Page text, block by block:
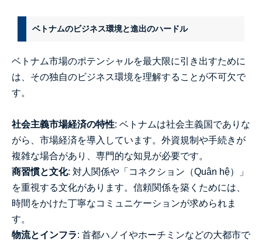
ベトナムのビジネス環境と進出のハードル
ベトナム市場のポテンシャルを最大限に引き出すために
は、その独自のビジネス環境を理解することが不可欠で
す。
社会主義市場経済の特性: ベトナムは社会主義国でありな
がら、市場経済を導入しています。外資規制や手続きが
複雑な場合があり、専門的な知見が必要です。
商習慣と文化: 対人関係や「コネクション（Quân hệ）」
を重視する文化があります。信頼関係を築くためには、
時間をかけた丁寧なコミュニケーションが求められま
す。
物流とインフラ: 首都ハノイやホーチミンなどの大都市で